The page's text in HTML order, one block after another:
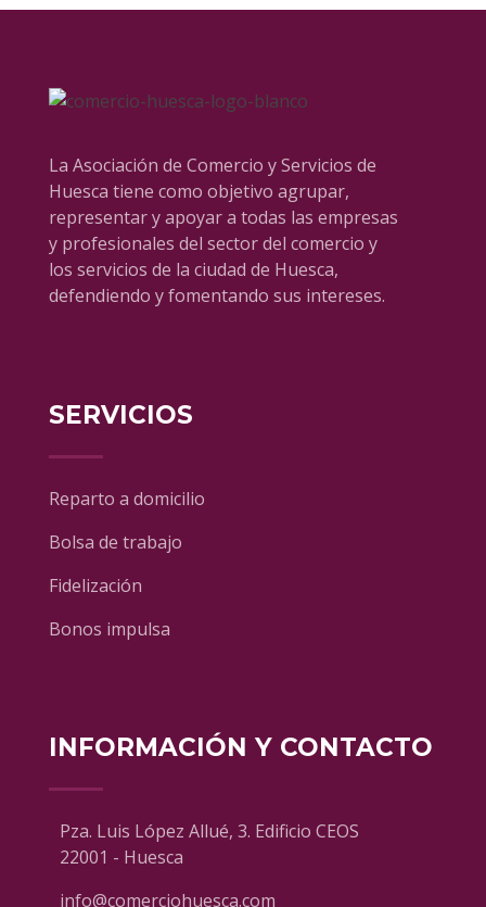
La Asociación de Comercio y Servicios de
Huesca tiene como objetivo agrupar,
representar y apoyar a todas las empresas
y profesionales del sector del comercio y
los servicios de la ciudad de Huesca,
defendiendo y fomentando sus intereses.
SERVICIOS
Reparto a domicilio
Bolsa de trabajo
Fidelización
Bonos impulsa
INFORMACIÓN Y CONTACTO
Pza. Luis López Allué, 3. Edificio CEOS
22001 - Huesca
info@comerciohuesca.com